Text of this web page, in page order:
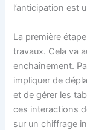
l’anticipation est
La première
travaux. Cela va
enchaînement.
impliquer de
et de gérer les
ces interactions
sur un chiffrage